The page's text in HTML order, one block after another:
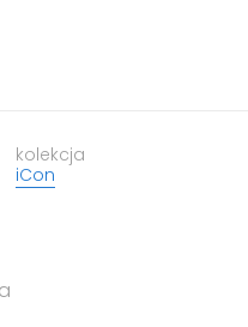
kolekcja
iCon